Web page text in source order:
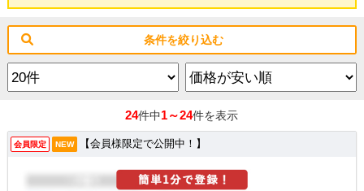
条件を絞り込む
24件中1～24件を表示
会員限定 NEW 【会員様限定で公開中！】